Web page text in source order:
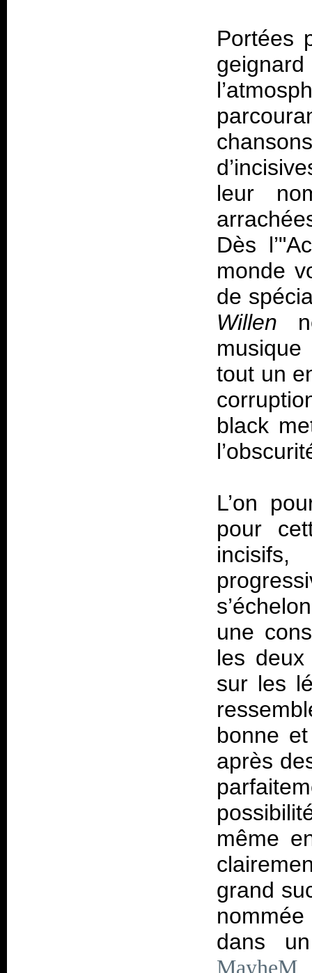
Portées
leur
Dès
monde
de
Willen
tout un
black
L’on
pour
une
les deux
sur les
bonne
après
même
grand
dans
MayheM